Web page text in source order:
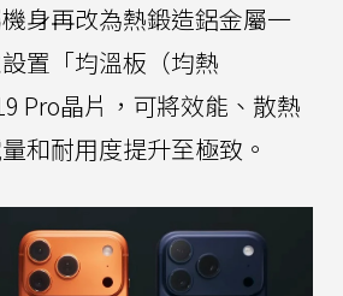
身再改為熱鍛造鋁金屬一
置「均溫板（均熱
Pro晶片，可將效能、散熱
和耐用度提升至極致。